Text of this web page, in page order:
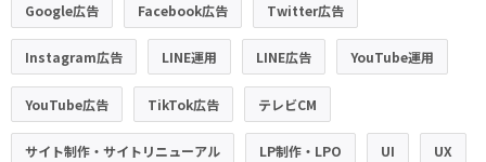
Google広告 Facebook広告 Twitter広告
Instagram広告 LINE運用 LINE広告 YouTube運用
YouTube広告 TikTok広告 テレビCM
サイト制作・サイトリニューアル LP制作・LPO UI UX